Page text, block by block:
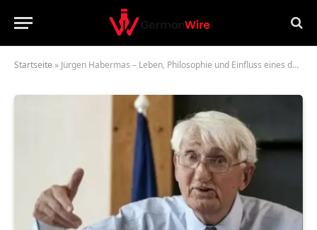
Startseite » Jürgen Habermas – Leben, Philosophie und Einfluss eines der bedeutendsten Denker der Moderne